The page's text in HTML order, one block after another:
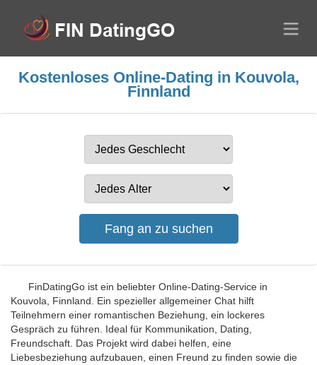
Kostenloses Online-Dating in Kouvola,
Finnland
FinDatingGo ist ein beliebter Online-Dating-Service in
Kouvola, Finnland. Ein spezieller allgemeiner Chat hilft
Teilnehmern einer romantischen Beziehung, ein lockeres
Gespräch zu führen. Ideal für Kommunikation, Dating,
Freundschaft. Das Projekt wird dabei helfen, eine
Liebesbeziehung aufzubauen, einen Freund zu finden sowie die